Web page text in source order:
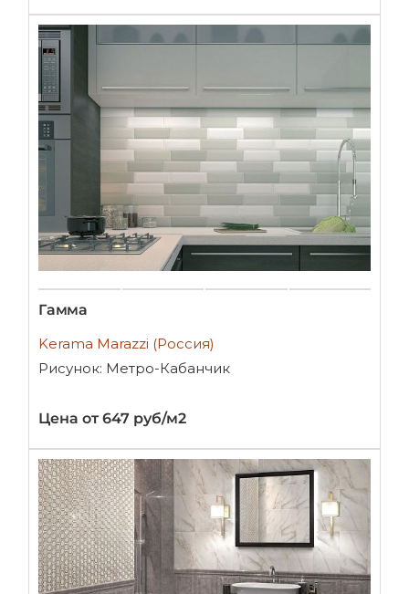
Гамма
Kerama Marazzi (Россия)
Рисунок: Метро-Кабанчик
Цена от 647 руб/м2